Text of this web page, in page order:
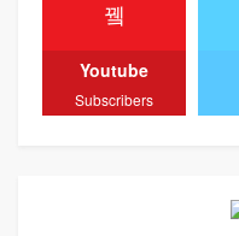
Youtube
Subscribers